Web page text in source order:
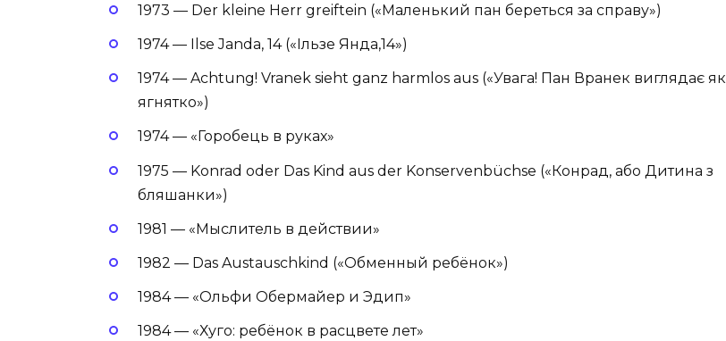
1973 — Der kleine Herr greiftein («Маленький пан береться за справу»)
1974 — Ilse Janda, 14 («Ільзе Янда,14»)
1974 — Achtung! Vranek sieht ganz harmlos aus («Увага! Пан Вранек виглядає як
ягнятко»)
1974 — «Горобець в руках»
1975 — Konrad oder Das Kind aus der Konservenbüchse («Конрад, або Дитина з
бляшанки»)
1981 — «Мыслитель в действии»
1982 — Das Austauschkind («Обменный ребёнок»)
1984 — «Ольфи Обермайер и Эдип»
1984 — «Хуго: ребёнок в расцвете лет»